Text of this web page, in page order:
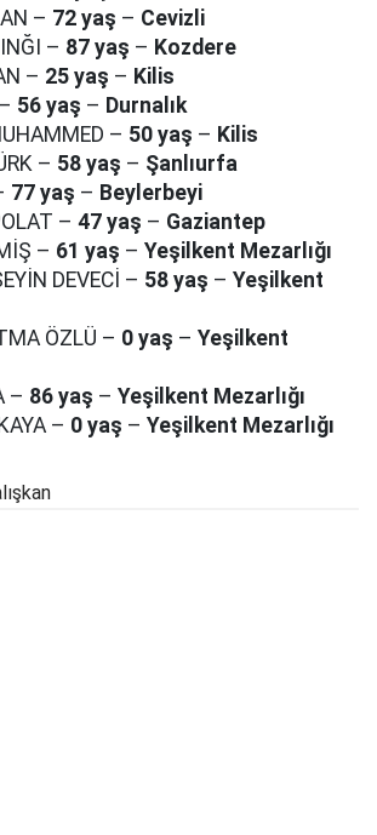
– 72 yaş – Cevizli
– 87 yaş – Kozdere
– 25 yaş – Kilis
56 yaş – Durnalık
– 50 yaş – Kilis
– 58 yaş – Şanlıurfa
77 yaş – Beylerbeyi
– 47 yaş – Gaziantep
– 61 yaş – Yeşilkent Mezarlığı
DEVECİ – 58 yaş – Yeşilkent
ÖZLÜ – 0 yaş – Yeşilkent
– 86 yaş – Yeşilkent Mezarlığı
– 0 yaş – Yeşilkent Mezarlığı